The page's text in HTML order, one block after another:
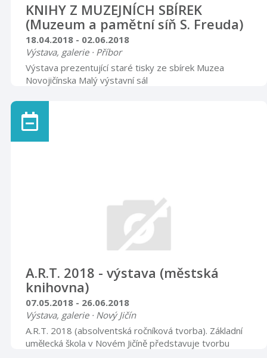
KNIHY Z MUZEJNÍCH SBÍREK
(Muzeum a pamětní síň S. Freuda)
18.04.2018 - 02.06.2018
Výstava, galerie · Příbor
Výstava prezentující staré tisky ze sbírek Muzea
Novojičínska Malý výstavní sál
A.R.T. 2018 - výstava (městská
knihovna)
07.05.2018 - 26.06.2018
Výstava, galerie · Nový Jičín
A.R.T. 2018 (absolventská ročníková tvorba). Základní
umělecká škola v Novém Jičíně představuje tvorbu